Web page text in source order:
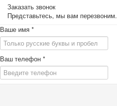
Заказать звонок
Представьтесь, мы вам перезвоним.
Ваше имя *
Ваш телефон *